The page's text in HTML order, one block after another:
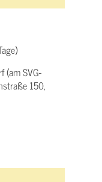
(am SVG-
150,